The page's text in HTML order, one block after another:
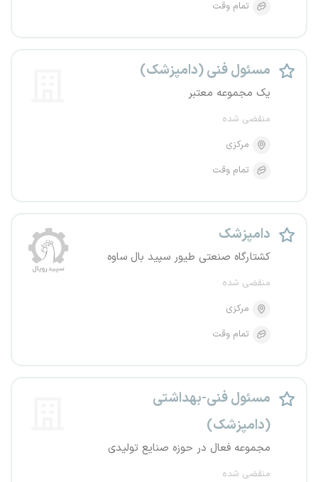
تمام وقت
مسئول فنی (دامپزشک)
یک مجموعه معتبر
منقضی شده
مرکزی
تمام وقت
دامپزشک
کشتارگاه صنعتی طیور سپید بال ساوه
منقضی شده
مرکزی
تمام وقت
مسئول فنی-بهداشتی
(دامپزشک)
مجموعه فعال در حوزه صنایع تولیدی
منقضی شده